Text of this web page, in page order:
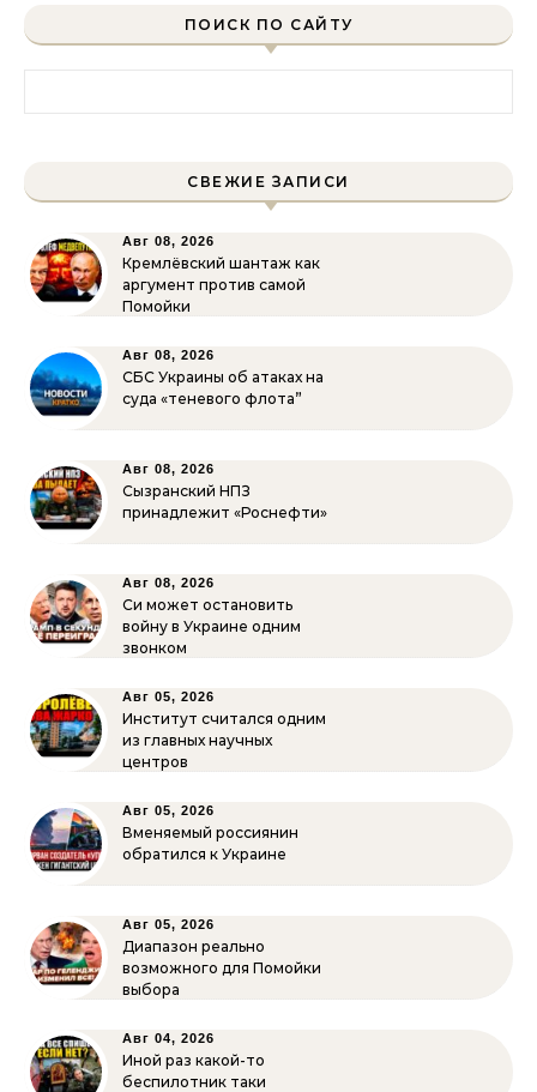
ПОИСК ПО САЙТУ
СВЕЖИЕ ЗАПИСИ
Авг 08, 2026
Кремлёвский шантаж как
аргумент против самой
Помойки
Авг 08, 2026
СБС Украины об атаках на
суда «теневого флота”
Авг 08, 2026
Сызранский НПЗ
принадлежит «Роснефти»
Авг 08, 2026
Си может остановить
войну в Украине одним
звонком
Авг 05, 2026
Институт считался одним
из главных научных
центров
Авг 05, 2026
Вменяемый россиянин
обратился к Украине
Авг 05, 2026
Диапазон реально
возможного для Помойки
выбора
Авг 04, 2026
Иной раз какой-то
беспилотник таки